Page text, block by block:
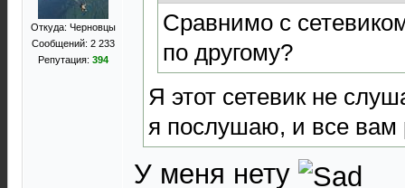
Откуда: Черновцы
Сообщений: 2 233
Репутация: 394
Сравнимо с
по другому?
Я этот сетевик не
я послушаю, и все вам
У меня нету